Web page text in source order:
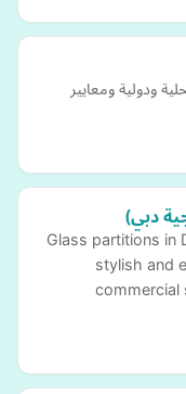
ودولية ومعايير
Glass partitions in
stylish and
commercial